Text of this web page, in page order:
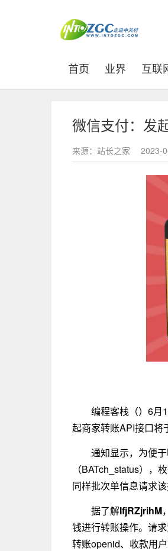
首页 (current)
业界 互联
微信支付：发
来源：站长之家 2023-
编程客栈（）6月
起商家转账API接口将
通知显示，为便
（BATch_status）
同样批次单信息请求
据了解IfjRZjrihM
钱进行转账操作。请
转账openid、收款用